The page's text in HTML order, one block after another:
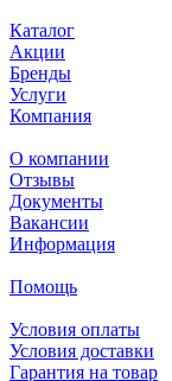
Каталог
Акции
Бренды
Услуги
Компания
О компании
Отзывы
Документы
Вакансии
Информация
Помощь
Условия оплаты
Условия доставки
Гарантия на товар